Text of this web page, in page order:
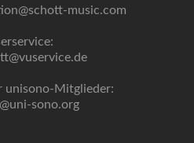
music.com
unisono-Mitglieder:
sono.org